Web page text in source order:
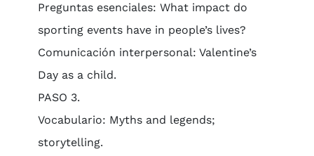
Preguntas esenciales: What impact do
sporting events have in people’s lives?
Comunicación interpersonal: Valentine’s
Day as a child.
PASO 3.
Vocabulario: Myths and legends;
storytelling.